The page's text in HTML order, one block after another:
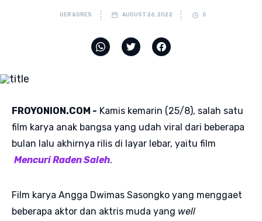
GER&GRES AUGUST 26, 2022 5
FROYONION.COM - Kamis kemarin (25/8), salah satu
film karya anak bangsa yang udah viral dari beberapa
bulan lalu akhirnya rilis di layar lebar, yaitu film
Mencuri Raden Saleh.
Film karya Angga Dwimas Sasongko yang menggaet
beberapa aktor dan aktris muda yang well